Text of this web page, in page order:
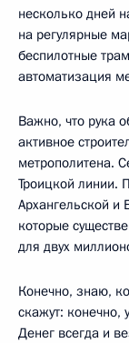
несколько дней
на регулярные
беспилотные
автоматизация
Важно, что рука
активное
метрополитена.
Троицкой линии.
Архангельской и
которые
для двух
Конечно, знаю,
скажут: конечно,
Денег всегда и